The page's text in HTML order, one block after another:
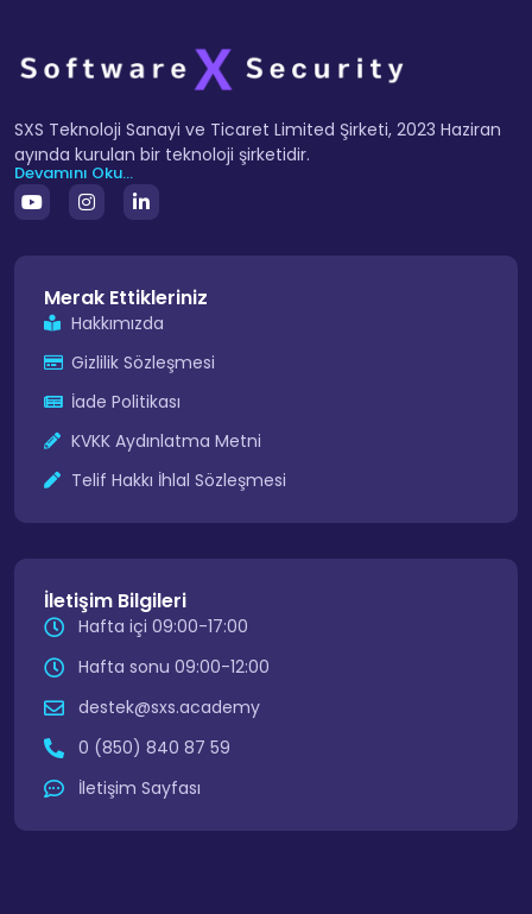
SXS Teknoloji Sanayi ve Ticaret Limited Şirketi, 2023 Haziran
ayında kurulan bir teknoloji şirketidir.
Devamını Oku...
Merak Ettikleriniz
Hakkımızda
Gizlilik Sözleşmesi
İade Politikası
KVKK Aydınlatma Metni
Telif Hakkı İhlal Sözleşmesi
İletişim Bilgileri
Hafta içi 09:00-17:00
Hafta sonu 09:00-12:00
destek@sxs.academy
0 (850) 840 87 59
İletişim Sayfası